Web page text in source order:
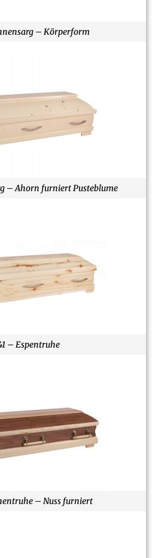
– Körperform
– Ahorn furniert Pusteblume
– Espentruhe
– Nuss furniert